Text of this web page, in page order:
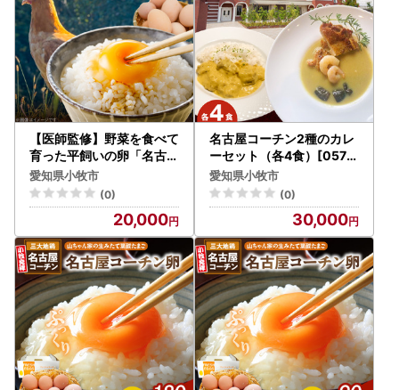
【医師監修】野菜を食べて
育った平飼いの卵「名古屋
コーチン ベジたま」（30
個入り）[154T01]
愛知県小牧市
(0)
20,000
名古屋コーチン2種のカレ
ーセット（各4食）[057M
11]
愛知県小牧市
(0)
30,000